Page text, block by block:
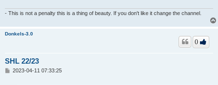
- This is not a penalty this is a thing of beauty. If you don't like it change the channel.
Donkels-3.0
SHL 22/23
0
2023-04-11 07:33:25